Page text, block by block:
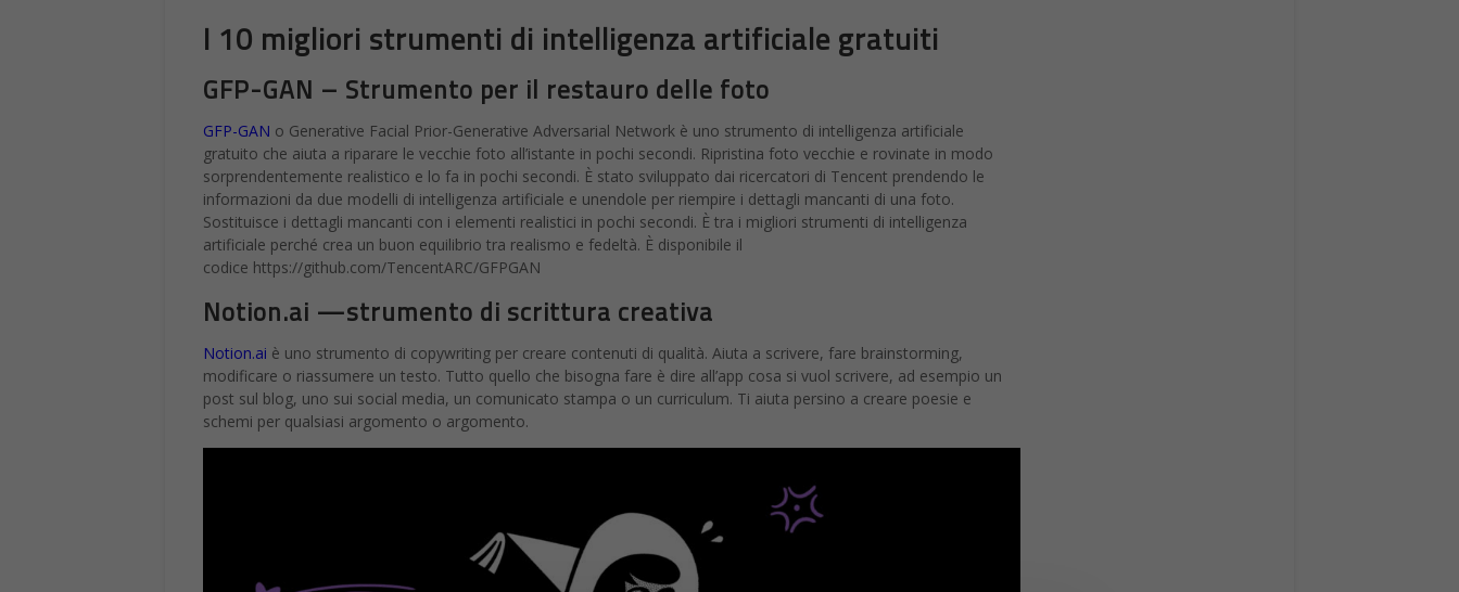
I 10 migliori strumenti di intelligenza artificiale gratuiti
GFP-GAN – Strumento per il restauro delle foto
GFP-GAN o Generative Facial Prior-Generative Adversarial Network è uno strumento di intelligenza artificiale
gratuito che aiuta a riparare le vecchie foto all’istante in pochi secondi. Ripristina foto vecchie e rovinate in modo
sorprendentemente realistico e lo fa in pochi secondi. È stato sviluppato dai ricercatori di Tencent prendendo le
informazioni da due modelli di intelligenza artificiale e unendole per riempire i dettagli mancanti di una foto.
Sostituisce i dettagli mancanti con i elementi realistici in pochi secondi. È tra i migliori strumenti di intelligenza
artificiale perché crea un buon equilibrio tra realismo e fedeltà. È disponibile il
codice https://github.com/TencentARC/GFPGAN
Notion.ai —strumento di scrittura creativa
Notion.ai è uno strumento di copywriting per creare contenuti di qualità. Aiuta a scrivere, fare brainstorming,
modificare o riassumere un testo. Tutto quello che bisogna fare è dire all’app cosa si vuol scrivere, ad esempio un
post sul blog, uno sui social media, un comunicato stampa o un curriculum. Ti aiuta persino a creare poesie e
schemi per qualsiasi argomento o argomento.